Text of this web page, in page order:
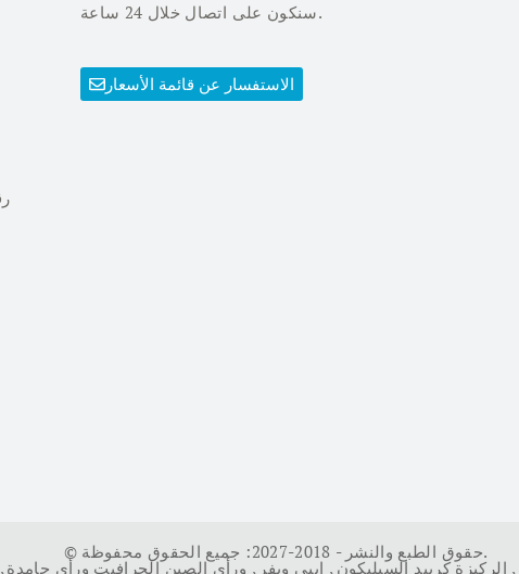
سنكون على اتصال خلال 24 ساعة.
الاستفسار عن قائمة الأسعار
© حقوق الطبع والنشر - 2018-2027: جميع الحقوق محفوظة.
, الركيزة كربيد السيليكون, إيبي ويفر, ورأى الصين الجرافيت ورأى جامدة,